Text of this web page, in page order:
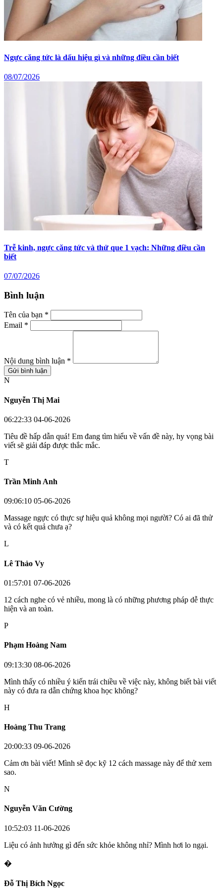
Ngực căng tức là dấu hiệu gì và những điều cần biết
08/07/2026
Trễ kinh, ngực căng tức và thử que 1 vạch: Những điều cần
biết
07/07/2026
Bình luận
Tên của bạn *
Email *
Nội dung bình luận *
Gửi bình luận
N
Nguyễn Thị Mai
06:22:33 04-06-2026
Tiêu đề hấp dẫn quá! Em đang tìm hiểu về vấn đề này, hy vọng bài
viết sẽ giải đáp được thắc mắc.
T
Trần Minh Anh
09:06:10 05-06-2026
Massage ngực có thực sự hiệu quả không mọi người? Có ai đã thử
và có kết quả chưa ạ?
L
Lê Thảo Vy
01:57:01 07-06-2026
12 cách nghe có vẻ nhiều, mong là có những phương pháp dễ thực
hiện và an toàn.
P
Phạm Hoàng Nam
09:13:30 08-06-2026
Mình thấy có nhiều ý kiến trái chiều về việc này, không biết bài viết
này có đưa ra dẫn chứng khoa học không?
H
Hoàng Thu Trang
20:00:33 09-06-2026
Cảm ơn bài viết! Mình sẽ đọc kỹ 12 cách massage này để thử xem
sao.
N
Nguyễn Văn Cường
10:52:03 11-06-2026
Liệu có ảnh hưởng gì đến sức khỏe không nhỉ? Mình hơi lo ngại.
�
Đỗ Thị Bích Ngọc